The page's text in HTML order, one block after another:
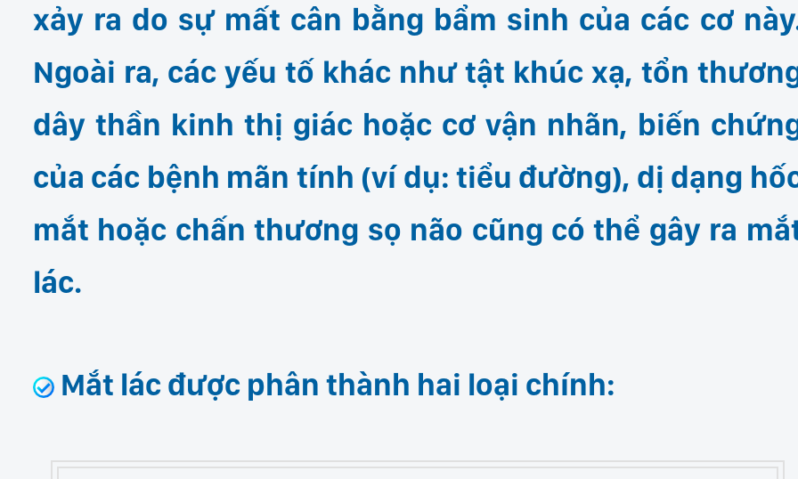
xảy ra do sự mất cân bằng bẩm sinh của các cơ
Ngoài ra, các yếu tố khác như tật khúc xạ, tổn
dây thần kinh thị giác hoặc cơ vận nhãn, biến
của các bệnh mãn tính (ví dụ: tiểu đường), dị dạng
mắt hoặc chấn thương sọ não cũng có thể gây ra
lác.
Mắt lác được phân thành hai loại chính: